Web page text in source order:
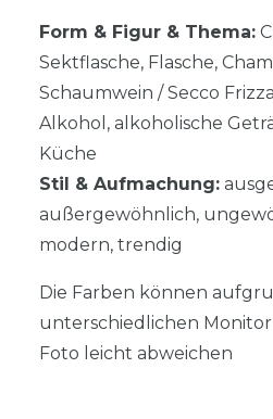
Form & Figur & Thema:
Sektflasche, Flasche,
Schaumwein / Secco
Alkohol, alkoholische
Küche
Stil & Aufmachung:
außergewöhnlich,
modern, trendig
Die Farben können
unterschiedlichen
Foto leicht abweichen